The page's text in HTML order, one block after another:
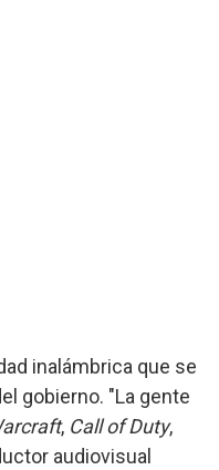
inalámbrica que se
gobierno. "La gente
, Call of Duty,
audiovisual